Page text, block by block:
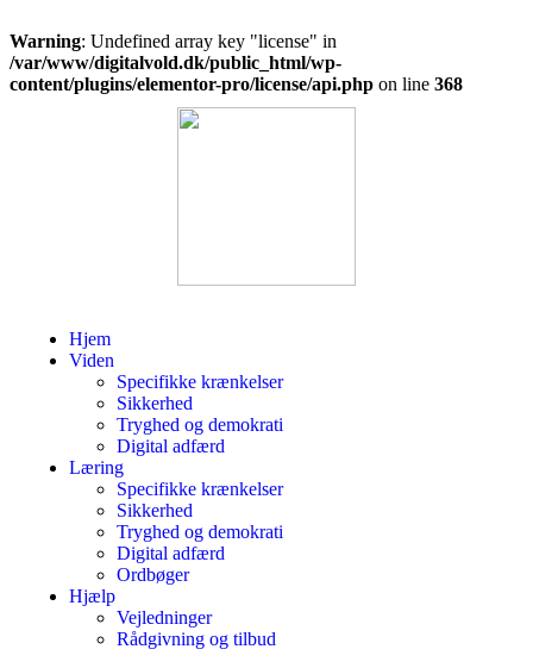
Warning: Undefined array key "license" in
/var/www/digitalvold.dk/public_html/wp-
content/plugins/elementor-pro/license/api.php on line 368
Hjem
Viden
Specifikke krænkelser
Sikkerhed
Tryghed og demokrati
Digital adfærd
Læring
Specifikke krænkelser
Sikkerhed
Tryghed og demokrati
Digital adfærd
Ordbøger
Hjælp
Vejledninger
Rådgivning og tilbud